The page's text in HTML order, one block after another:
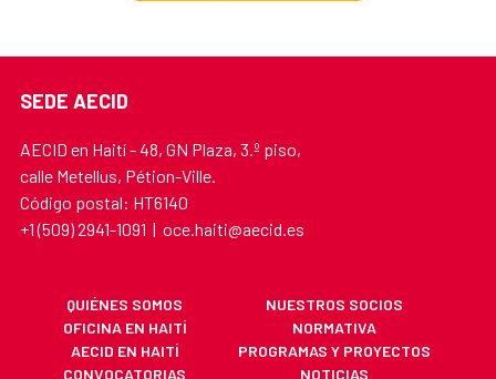
SEDE AECID
AECID en Haití - 48, GN Plaza, 3.º piso,
calle Metellus, Pétion-Ville.
Código postal: HT6140
+1 (509) 2941-1091 | oce.haiti@aecid.es
QUIÉNES SOMOS
NUESTROS SOCIOS
OFICINA EN HAITÍ
NORMATIVA
AECID EN HAITÍ
PROGRAMAS Y PROYECTOS
CONVOCATORIAS
NOTICIAS